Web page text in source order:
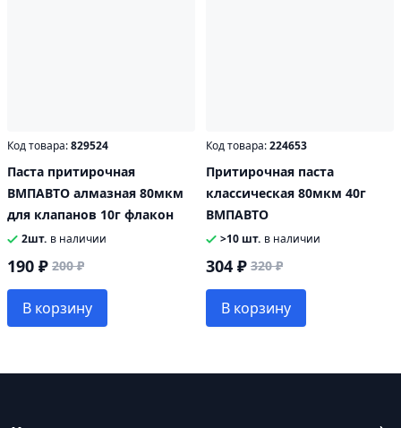
Код товара:829524
Паста притирочная
ВМПАВТО алмазная 80мкм
для клапанов 10г флакон
2шт. в наличии
190 ₽ 200 ₽
В корзину
Код товара:224653
Притирочная паста
классическая 80мкм 40г
ВМПАВТО
>10 шт. в наличии
304 ₽ 320 ₽
В корзину